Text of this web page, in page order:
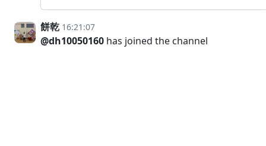
餅乾 16:21:07
@dh10050160 has joined the channel